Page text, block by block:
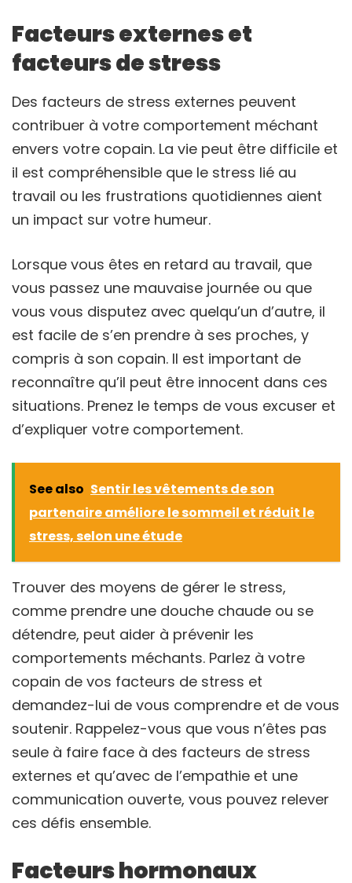
Facteurs externes et
facteurs de stress
Des facteurs de stress externes peuvent
contribuer à votre comportement méchant
envers votre copain. La vie peut être difficile et
il est compréhensible que le stress lié au
travail ou les frustrations quotidiennes aient
un impact sur votre humeur.
Lorsque vous êtes en retard au travail, que
vous passez une mauvaise journée ou que
vous vous disputez avec quelqu’un d’autre, il
est facile de s’en prendre à ses proches, y
compris à son copain. Il est important de
reconnaître qu’il peut être innocent dans ces
situations. Prenez le temps de vous excuser et
d’expliquer votre comportement.
See also Sentir les vêtements de son
partenaire améliore le sommeil et réduit le
stress, selon une étude
Trouver des moyens de gérer le stress,
comme prendre une douche chaude ou se
détendre, peut aider à prévenir les
comportements méchants. Parlez à votre
copain de vos facteurs de stress et
demandez-lui de vous comprendre et de vous
soutenir. Rappelez-vous que vous n’êtes pas
seule à faire face à des facteurs de stress
externes et qu’avec de l’empathie et une
communication ouverte, vous pouvez relever
ces défis ensemble.
Facteurs hormonaux